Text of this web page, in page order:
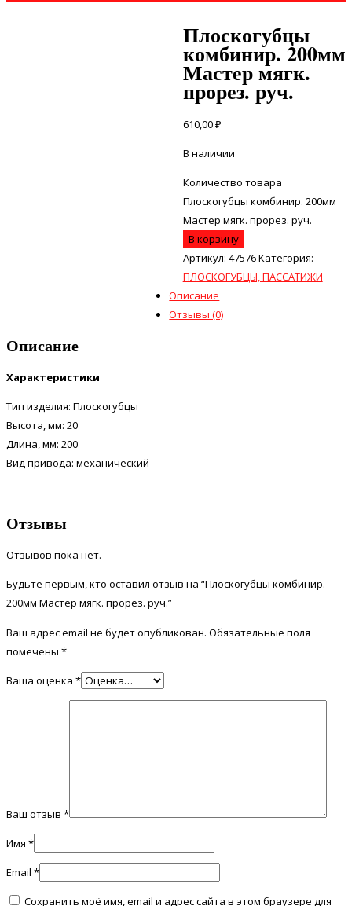
Плоскогубцы
комбинир. 200мм
Мастер мягк.
прорез. руч.
610,00₽
В наличии
Количество товара
Плоскогубцы комбинир. 200мм
Мастер мягк. прорез. руч.
В корзину
Артикул: 47576Категория:
ПЛОСКОГУБЦЫ, ПАССАТИЖИ
Описание
Отзывы (0)
Описание
Характеристики
Тип изделия: Плоскогубцы
Высота, мм: 20
Длина, мм: 200
Вид привода: механический
Отзывы
Отзывов пока нет.
Будьте первым, кто оставил отзыв на “Плоскогубцы комбинир.
200мм Мастер мягк. прорез. руч.”
Ваш адрес email не будет опубликован. Обязательные поля
помечены *
Ваша оценка *
Ваш отзыв *
Имя *
Email *
Сохранить моё имя, email и адрес сайта в этом браузере для